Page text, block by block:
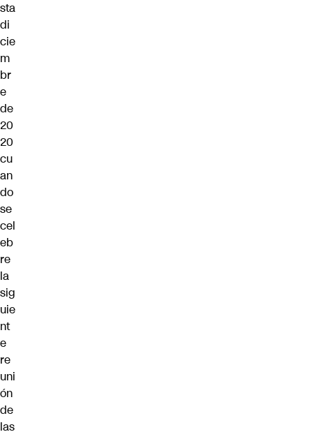
sta
di
cie
m
br
e
de
20
20
cu
an
do
se
cel
eb
re
la
sig
uie
nt
e
re
uni
ón
de
las